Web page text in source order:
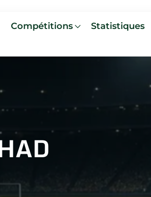
Compétitions Statistiques